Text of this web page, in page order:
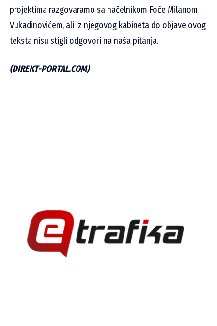
projektima razgovaramo sa načelnikom Foče Milanom
Vukadinovićem, ali iz njegovog kabineta do objave ovog
teksta nisu stigli odgovori na naša pitanja.
(DIREKT-PORTAL.COM)